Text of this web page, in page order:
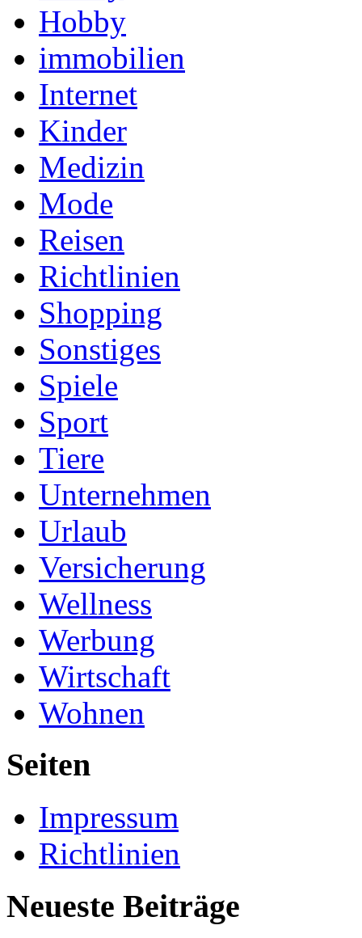
Hobby
immobilien
Internet
Kinder
Medizin
Mode
Reisen
Richtlinien
Shopping
Sonstiges
Spiele
Sport
Tiere
Unternehmen
Urlaub
Versicherung
Wellness
Werbung
Wirtschaft
Wohnen
Seiten
Impressum
Richtlinien
Neueste Beiträge